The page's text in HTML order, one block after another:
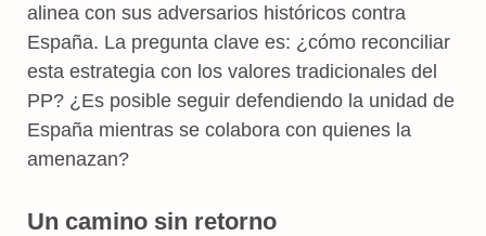
alinea con sus adversarios históricos contra
España. La pregunta clave es: ¿cómo reconciliar
esta estrategia con los valores tradicionales del
PP? ¿Es posible seguir defendiendo la unidad de
España mientras se colabora con quienes la
amenazan?
Un camino sin retorno